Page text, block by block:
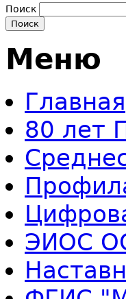
Поиск
Меню
Главная
80 лет
ЭИОС